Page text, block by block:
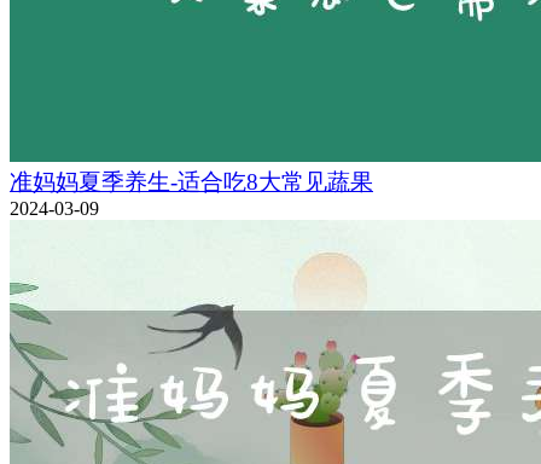
准妈妈夏季养生-适合吃8大常见蔬果
2024-03-09